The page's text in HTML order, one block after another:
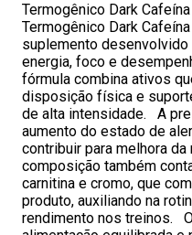
Termogênico Dark
Termogênico Dark
suplemento desenvolvido
energia, foco e
fórmula combina ativos
disposição física e
de alta intensidade. A
aumento do estado de
contribuir para melhora
composição também
carnitina e cromo, que
produto, auxiliando na
rendimento nos treinos.